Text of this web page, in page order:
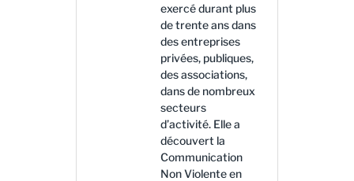
exercé durant plus
de trente ans dans
des entreprises
privées, publiques,
des associations,
dans de nombreux
secteurs
d’activité. Elle a
découvert la
Communication
Non Violente en